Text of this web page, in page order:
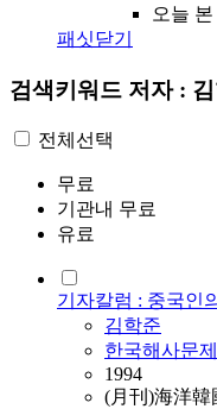
오늘
패싯닫기
검색키워드 저자 :
전체선택
무료
기관내 무료
유료
기자칼럼 : 중국인
김학준
한국해사문
1994
(月刊)海洋韓